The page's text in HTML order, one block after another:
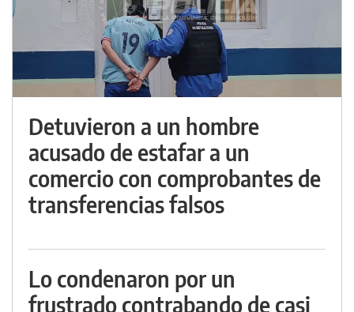
Detuvieron a un hombre
acusado de estafar a un
comercio con comprobantes de
transferencias falsos
Lo condenaron por un
frustrado contrabando de casi